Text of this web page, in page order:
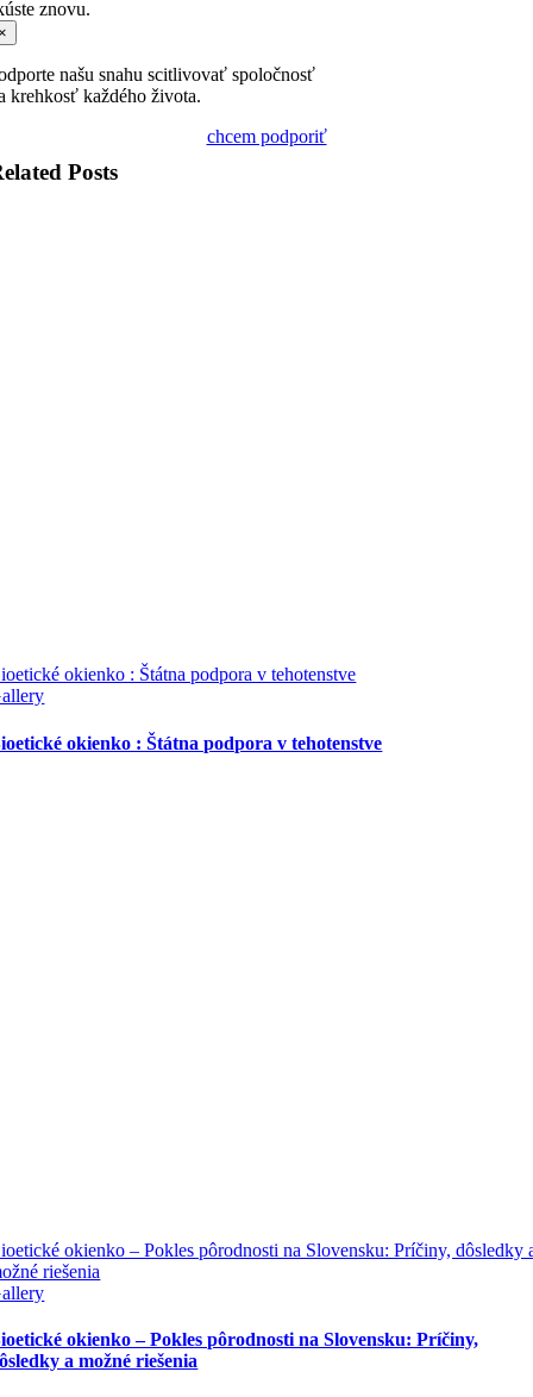
znovu.
našu snahu scitlivovať spoločnosť
krehkosť každého života.
chcem podporiť
Posts
okienko : Štátna podpora v tehotenstve
okienko : Štátna podpora v tehotenstve
okienko – Pokles pôrodnosti na Slovensku: Príčiny, dôsledky
riešenia
okienko – Pokles pôrodnosti na Slovensku: Príčiny,
a možné riešenia